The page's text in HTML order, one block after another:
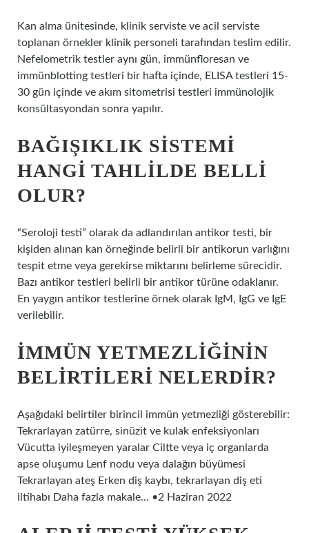
Kan alma ünitesinde, klinik serviste ve acil serviste
toplanan örnekler klinik personeli tarafından teslim edilir.
Nefelometrik testler aynı gün, immünfloresan ve
immünblotting testleri bir hafta içinde, ELISA testleri 15-
30 gün içinde ve akım sitometrisi testleri immünolojik
konsültasyondan sonra yapılır.
BAĞIŞIKLIK SISTEMI
HANGI TAHLILDE BELLI
OLUR?
“Seroloji testi” olarak da adlandırılan antikor testi, bir
kişiden alınan kan örneğinde belirli bir antikorun varlığını
tespit etme veya gerekirse miktarını belirleme sürecidir.
Bazı antikor testleri belirli bir antikor türüne odaklanır.
En yaygın antikor testlerine örnek olarak IgM, IgG ve IgE
verilebilir.
İMMÜN YETMEZLIĞININ
BELIRTILERI NELERDIR?
Aşağıdaki belirtiler birincil immün yetmezliği gösterebilir:
Tekrarlayan zatürre, sinüzit ve kulak enfeksiyonları
Vücutta iyileşmeyen yaralar Ciltte veya iç organlarda
apse oluşumu Lenf nodu veya dalağın büyümesi
Tekrarlayan ateş Erken diş kaybı, tekrarlayan diş eti
iltihabı Daha fazla makale… •2 Haziran 2022